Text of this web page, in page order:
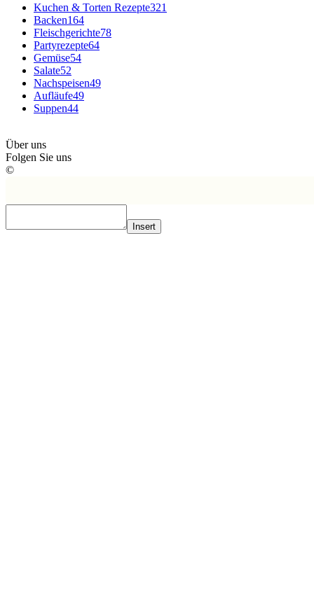
Kuchen & Torten Rezepte321
Backen164
Fleischgerichte78
Partyrezepte64
Gemüse54
Salate52
Nachspeisen49
Aufläufe49
Suppen44
Über uns
Folgen Sie uns
©
Insert